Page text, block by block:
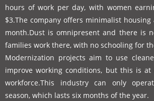
hours of work per day, with women
$3.The company offers minimalist
month.Dust is omnipresent and there is
families work there, with no schooling for
Modernization projects aim to use
improve working conditions, but this is
workforce.This industry can only
season, which lasts six months of the year.